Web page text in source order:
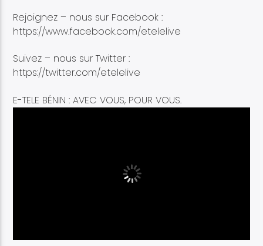
Rejoignez – nous sur Facebook :
https://www.facebook.com/etelelive
Suivez – nous sur Twitter :
https://twitter.com/etelelive
E-TELE BÉNIN : AVEC VOUS, POUR VOUS.